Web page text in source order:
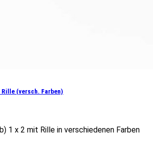
(versch. Farben)
1 x 2 mit Rille in verschiedenen Farben